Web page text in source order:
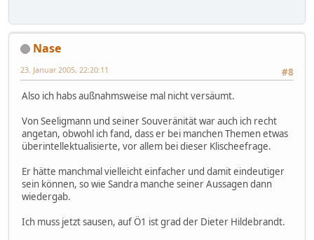
Nase
#8
23. Januar 2005, 22:20:11
Also ich habs außnahmsweise mal nicht versäumt.
Von Seeligmann und seiner Souveränität war auch ich recht
angetan, obwohl ich fand, dass er bei manchen Themen etwas
überintellektualisierte, vor allem bei dieser Klischeefrage.
Er hätte manchmal vielleicht einfacher und damit eindeutiger
sein können, so wie Sandra manche seiner Aussagen dann
wiedergab.
Ich muss jetzt sausen, auf Ö1 ist grad der Dieter Hildebrandt.